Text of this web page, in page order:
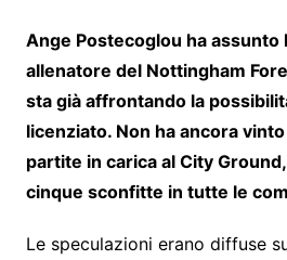
Ange Postecoglou ha assunto
allenatore del Nottingham
sta già affrontando la
licenziato. Non ha ancora
partite in carica al City
cinque sconfitte in tutte le
Le speculazioni erano diffuse